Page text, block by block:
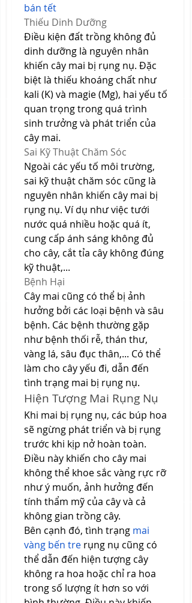
bán tết
Thiếu Dinh Dưỡng
Điều kiện đất trồng không đủ
dinh dưỡng là nguyên nhân
khiến cây mai bị rụng nụ. Đặc
biệt là thiếu khoáng chất như
kali (K) và magie (Mg), hai yếu tố
quan trọng trong quá trình
sinh trưởng và phát triển của
cây mai.
Sai Kỹ Thuật Chăm Sóc
Ngoài các yếu tố môi trường,
sai kỹ thuật chăm sóc cũng là
nguyên nhân khiến cây mai bị
rụng nụ. Ví dụ như việc tưới
nước quá nhiều hoặc quá ít,
cung cấp ánh sáng không đủ
cho cây, cắt tỉa cây không đúng
kỹ thuật,...
Bệnh Hại
Cây mai cũng có thể bị ảnh
hưởng bởi các loại bệnh và sâu
bệnh. Các bệnh thường gặp
như bệnh thối rễ, thán thư,
vàng lá, sâu đục thân,... Có thể
làm cho cây yếu đi, dẫn đến
tình trạng mai bị rụng nụ.
Hiện Tượng Mai Rụng Nụ
Khi mai bị rụng nụ, các búp hoa
sẽ ngừng phát triển và bị rụng
trước khi kịp nở hoàn toàn.
Điều này khiến cho cây mai
không thể khoe sắc vàng rực rỡ
như ý muốn, ảnh hưởng đến
tính thẩm mỹ của cây và cả
không gian trồng cây.
Bên cạnh đó, tình trạng mai
vàng bến tre rụng nụ cũng có
thể dẫn đến hiện tượng cây
không ra hoa hoặc chỉ ra hoa
trong số lượng ít hơn so với